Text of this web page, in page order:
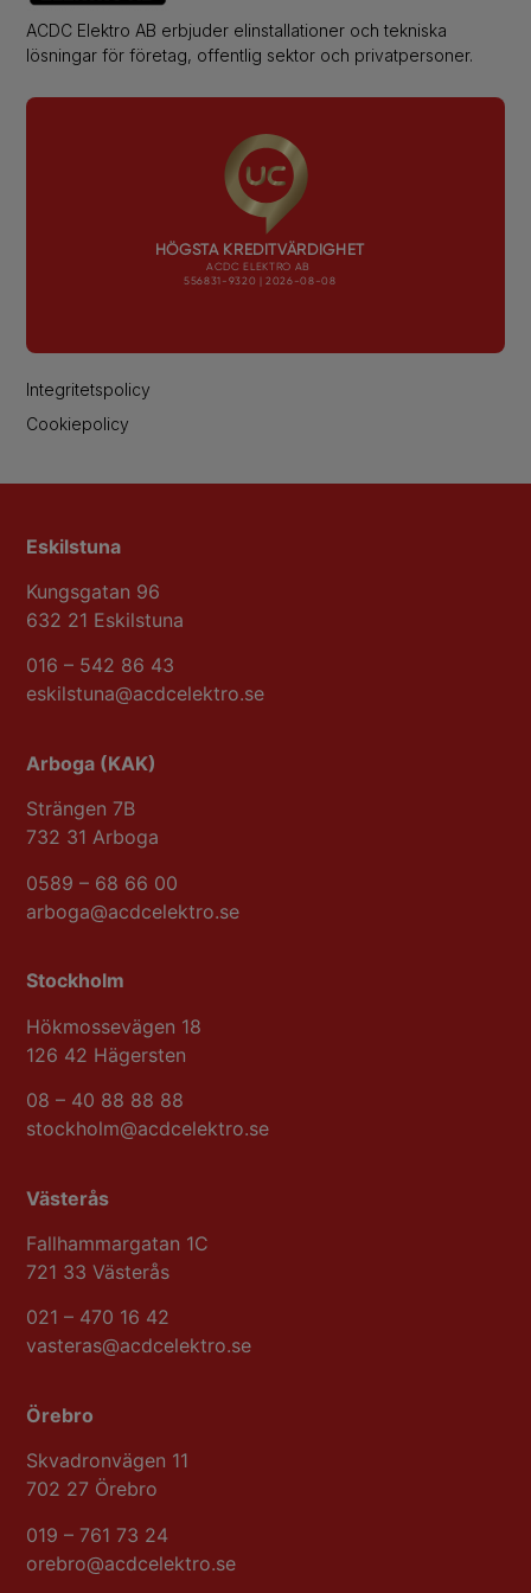
ACDC Elektro AB erbjuder elinstallationer och tekniska
lösningar för företag, offentlig sektor och privatpersoner.
Integritetspolicy
Cookiepolicy
Eskilstuna
Kungsgatan 96
632 21 Eskilstuna
016 – 542 86 43
eskilstuna@acdcelektro.se​​​​​​​
Arboga (KAK)
Strängen 7B
732 31 Arboga
0589 – 68 66 00
arboga@acdcelektro.se
Stockholm
Hökmossevägen 18
​​​​126 42 Hägersten
08 – 40 88 88 88
stockholm@acdcelektro.se​​​​​​​
Västerås
Fallhammargatan 1C
721 33 Västerås
021 – 470 16 42
vasteras@acdcelektro.se​​​​​​​
Örebro
Skvadronvägen 11​​​​
702 27 Örebro
019 – 761 73 24
orebro@acdcelektro.se